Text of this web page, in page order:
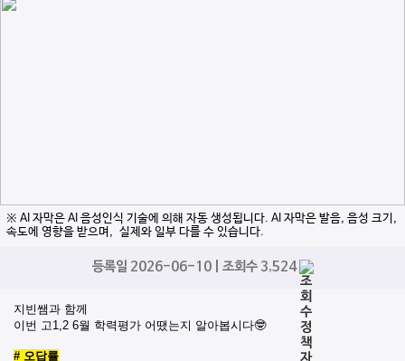
※ AI 자막은 AI 음성인식 기술에 의해 자동 생성됩니다. AI 자막은 발음, 음성 크기,
속도에 영향을 받으며, 실제와 일부 다를 수 있습니다.
등록일 2026-06-10 | 조회수 3,524
지빈쌤과 함께
이번 고1,2 6월 학력평가 어땠는지 알아봅시다🤓
# 오답률